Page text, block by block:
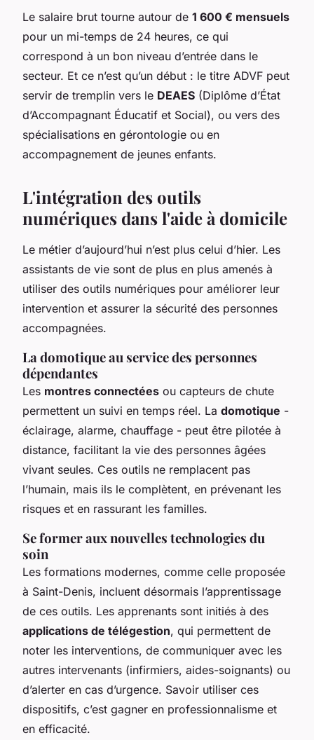
Le salaire brut tourne autour de 1 600 € mensuels
pour un mi-temps de 24 heures, ce qui
correspond à un bon niveau d’entrée dans le
secteur. Et ce n’est qu’un début : le titre ADVF peut
servir de tremplin vers le DEAES (Diplôme d’État
d’Accompagnant Éducatif et Social), ou vers des
spécialisations en gérontologie ou en
accompagnement de jeunes enfants.
L'intégration des outils
numériques dans l'aide à domicile
Le métier d’aujourd’hui n’est plus celui d’hier. Les
assistants de vie sont de plus en plus amenés à
utiliser des outils numériques pour améliorer leur
intervention et assurer la sécurité des personnes
accompagnées.
La domotique au service des personnes
dépendantes
Les montres connectées ou capteurs de chute
permettent un suivi en temps réel. La domotique -
éclairage, alarme, chauffage - peut être pilotée à
distance, facilitant la vie des personnes âgées
vivant seules. Ces outils ne remplacent pas
l’humain, mais ils le complètent, en prévenant les
risques et en rassurant les familles.
Se former aux nouvelles technologies du
soin
Les formations modernes, comme celle proposée
à Saint-Denis, incluent désormais l’apprentissage
de ces outils. Les apprenants sont initiés à des
applications de télégestion, qui permettent de
noter les interventions, de communiquer avec les
autres intervenants (infirmiers, aides-soignants) ou
d’alerter en cas d’urgence. Savoir utiliser ces
dispositifs, c’est gagner en professionnalisme et
en efficacité.